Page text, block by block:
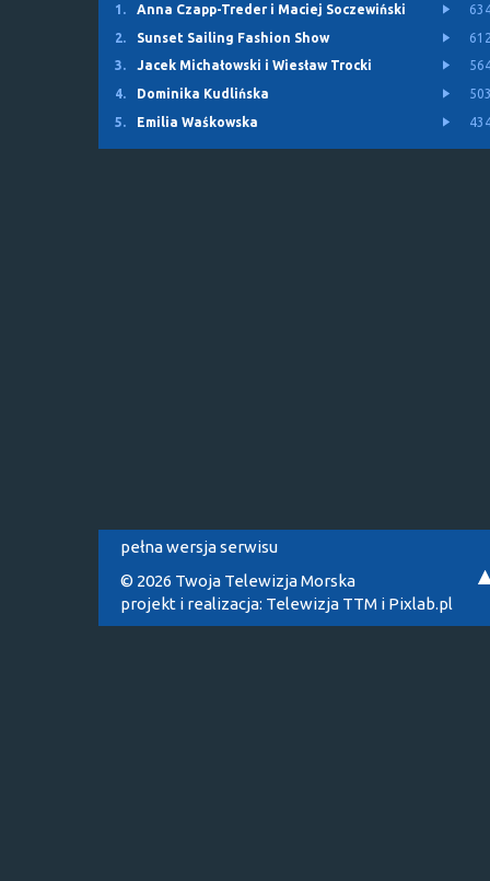
1. Anna Czapp-Treder i Maciej Soczewiński
2.
Sunset Sailing Fashion Show
3.
Jacek Michałowski i Wiesław Trocki
4.
Dominika Kudlińska
5.
Emilia Waśkowska
pełna wersja serwisu
© 2026 Twoja Telewizja Morska
projekt i realizacja: Telewizja TTM i Pixlab.pl